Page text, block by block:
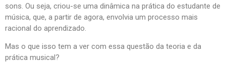
sons. Ou seja, criou-se uma dinâmica na prática do estudante de
música, que, a partir de agora, envolvia um processo mais
racional do aprendizado.
Mas o que isso tem a ver com essa questão da teoria e da
prática musical?